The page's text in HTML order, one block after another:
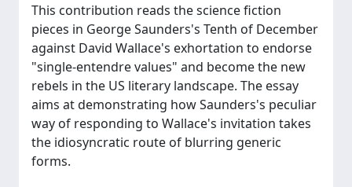
This contribution reads the science fiction
pieces in George Saunders's Tenth of December
against David Wallace's exhortation to endorse
"single-entendre values" and become the new
rebels in the US literary landscape. The essay
aims at demonstrating how Saunders's peculiar
way of responding to Wallace's invitation takes
the idiosyncratic route of blurring generic
forms.